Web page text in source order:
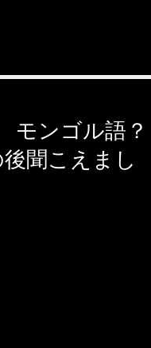
ンゴル語？
聞こえまし